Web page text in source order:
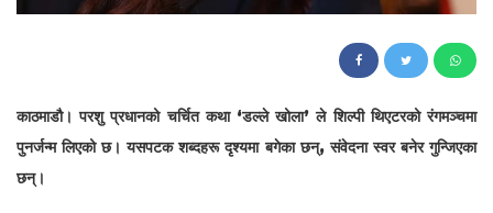
काठमाडौ। परशु प्रधानको चर्चित कथा ‘डल्ले खोला’ ले शिल्पी थिएटरको रंगमञ्चमा
पुनर्जन्म लिएको छ। यसपटक शब्दहरू दृश्यमा बगेका छन्, संवेदना स्वर बनेर गुन्जिएका
छन्।